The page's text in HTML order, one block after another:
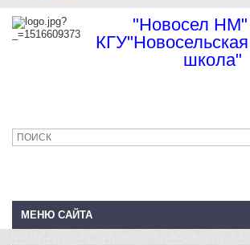
"Новосел
школа"
МЕНЮ САЙТА